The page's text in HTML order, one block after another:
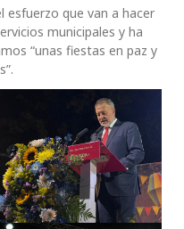
esfuerzo que van a hacer
municipales y ha
“unas fiestas en paz y